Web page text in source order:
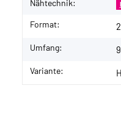
Nähtechnik:
Format:
Umfang:
Variante: